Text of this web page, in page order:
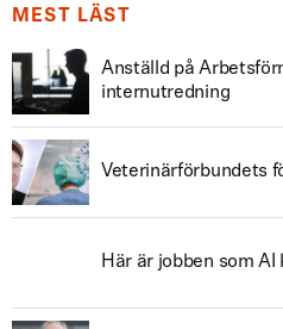
MEST LÄST
Anställd på
internutredning
Veterinärförbundets
Här är jobben som AI